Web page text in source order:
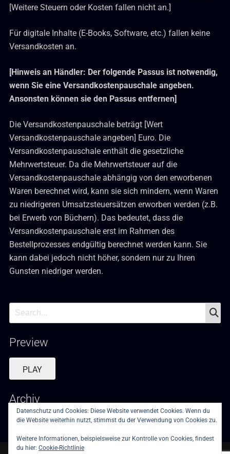
[Weitere Steuern oder Kosten fallen nicht an.]
Für digitale Inhalte (E-Books, Software, etc.) fallen keine
Versandkosten an.
[Hinweis an Händler: Der folgende Passus ist notwendig,
wenn Sie eine Versandkostenpauschale angeben.
Ansonsten können sie den Passus entfernen]
Die Versandkostenpauschale beträgt [Wert
Versandkostenpauschale angeben] Euro. Die
Versandkostenpauschale enthält die gesetzliche
Mehrwertsteuer. Da die Mehrwertsteuer auf die
Versandkostenpauschale abhängig von den erworbenen
Waren berechnet wird, kann sie sich mindern, wenn Waren
zu niedrigeren Umsatzsteuersätzen erworben werden (z.B.
bei Erwerb von Büchern). Das bedeutet, dass die
Versandkostenpauschale erst im Rahmen des
Bestellprozesses endgültig berechnet werden kann. Sie
kann dabei jedoch nicht höher, sondern nur zu Ihren
Gunsten niedriger werden.
Search
for:
Preview
PLAY
Archiv
Februar 2019
Datenschutz und Cookies: Diese Website verwendet Cookies. Wenn du
die Website weiterhin nutzt, stimmst du der Verwendung von Cookies zu.
Weitere Informationen, beispielsweise zur Kontrolle von Cookies, findest
du hier: Cookie-Richtlinie